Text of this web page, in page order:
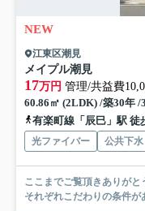
NEW
江東区潮見
メイプル潮見
17万円 管理/共益費
60.86㎡ (2LDK) /築30年 /
有楽町線「辰巳」駅 徒
光ファイバー 公共下水
ここまでご覧頂きありがとうございます。 お
それぞれこだわりの条件